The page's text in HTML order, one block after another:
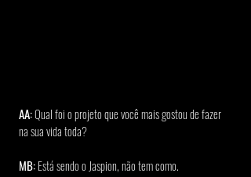
AA: Qual foi o projeto que você mais gostou de fazer
na sua vida toda?
MB: Está sendo o Jaspion, não tem como.